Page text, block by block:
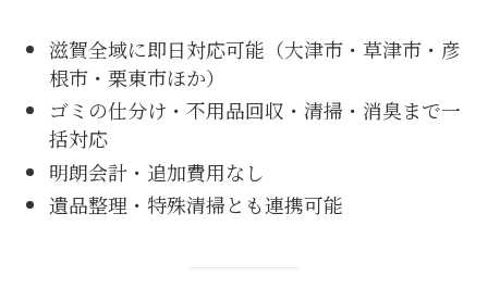
滋賀全域に即日対応可能（大津市・草津市・彦
根市・栗東市ほか）
ゴミの仕分け・不用品回収・清掃・消臭まで一
括対応
明朗会計・追加費用なし
遺品整理・特殊清掃とも連携可能